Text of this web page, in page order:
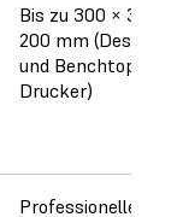
Bis zu 300 × 335 ×
200 mm (Desktop-
und Benchtop-3D-
Drucker)
Professionelle